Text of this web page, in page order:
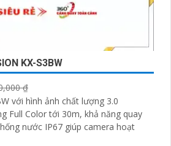
KX-S3BW
₫
với hình ảnh chất lượng 3.0
Full Color tới 30m, khả năng quay
nước IP67 giúp camera hoạt